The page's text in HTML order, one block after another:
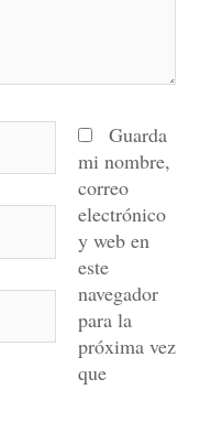
Guarda
mi nombre,
correo
electrónico
y web en
este
navegador
para la
próxima vez
que